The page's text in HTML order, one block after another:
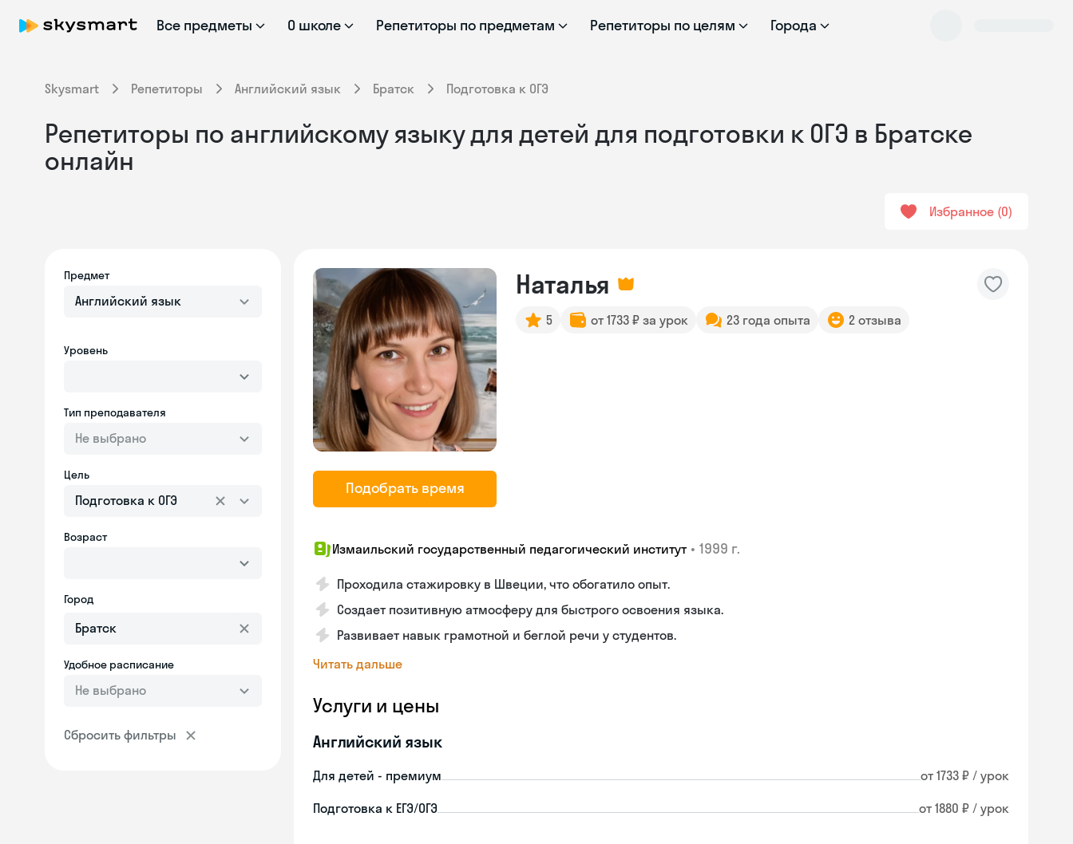
Все предметы О школе Репетиторы по предметам Репетиторы по целям Города
Skysmart Репетиторы Английский язык Братск Подготовка к ОГЭ
Репетиторы по английскому языку для детей для подготовки к ОГЭ в Братске
онлайн
Избранное 0
Предмет
Английский язык
Уровень
Тип преподавателя
Не выбрано
Цель
Подготовка к ОГЭ
Возраст
Город
Удобное расписание
Не выбрано
Сбросить фильтры
Подобрать время
Наталья
5 от 1733 ₽ за урок 23 года опыта 2 отзыва
Измаильский государственный педагогический институт • 1999 г.
Проходила стажировку в Швеции, что обогатило опыт.
Создает позитивную атмосферу для быстрого освоения языка.
Развивает навык грамотной и беглой речи у студентов.
Читать дальше
Услуги и цены
Английский язык
Для детей - премиум от 1733 ₽ / урок
Подготовка к ЕГЭ/ОГЭ от 1880 ₽ / урок